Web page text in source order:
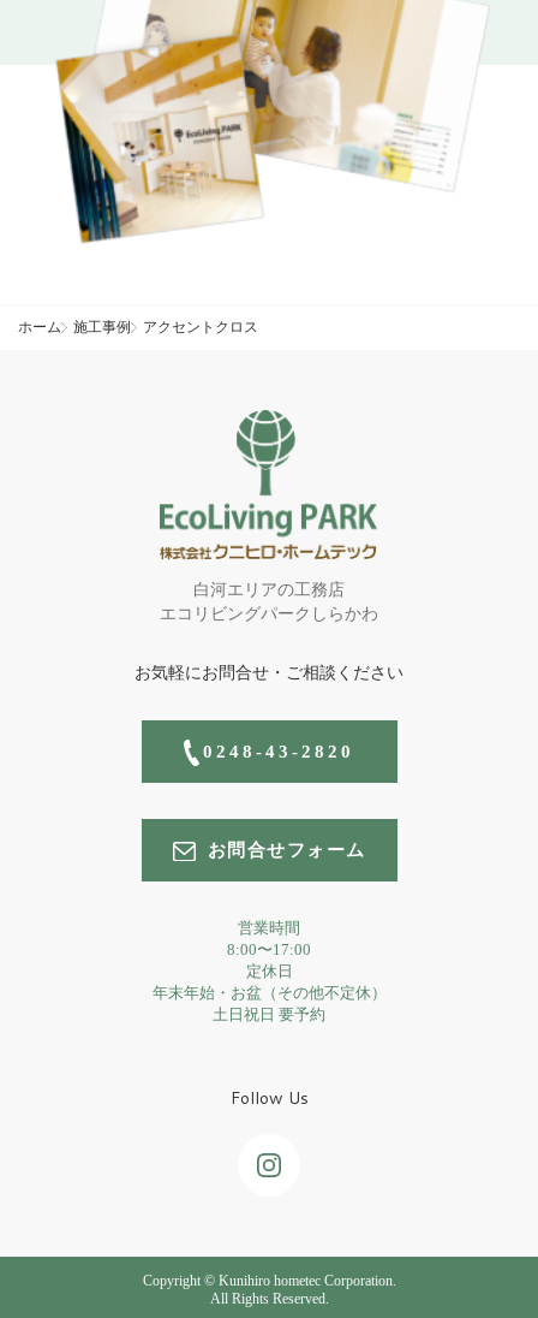
ホーム 施工事例 アクセントクロス
白河エリアの工務店
エコリビングパークしらかわ
お気軽にお問合せ・ご相談ください
0248-43-2820
お問合せフォーム
営業時間
8:00〜17:00
定休日
年末年始・お盆（その他不定休）
土日祝日 要予約
Follow Us
Copyright © Kunihiro hometec Corporation.
All Rights Reserved.